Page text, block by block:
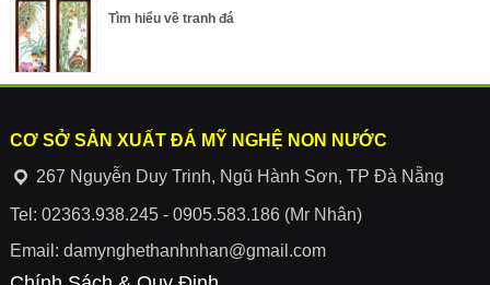
Tìm hiểu về tranh đá
CƠ SỞ SẢN XUẤT ĐÁ MỸ NGHỆ NON NƯỚC
267 Nguyễn Duy Trinh, Ngũ Hành Sơn, TP Đà Nẵng
Tel: 02363.938.245 - 0905.583.186 (Mr Nhân)
Email: damynghethanhnhan@gmail.com